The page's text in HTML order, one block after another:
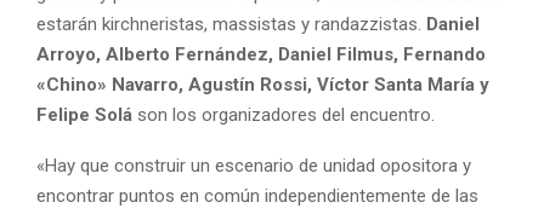
estarán kirchneristas, massistas y randazzistas. Daniel
Arroyo, Alberto Fernández, Daniel Filmus, Fernando
«Chino» Navarro, Agustín Rossi, Víctor Santa María y
Felipe Solá son los organizadores del encuentro.
«Hay que construir un escenario de unidad opositora y
encontrar puntos en común independientemente de las